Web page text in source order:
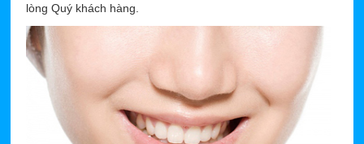
lòng Quý khách hàng.